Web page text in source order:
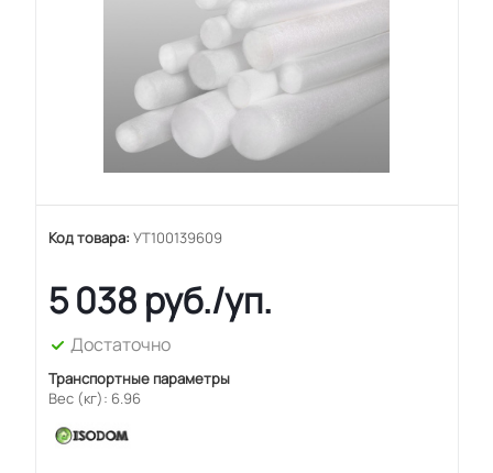
Код товара: УТ100139609
5 038 руб./уп.
Достаточно
Транспортные параметры
Вес (кг): 6.96